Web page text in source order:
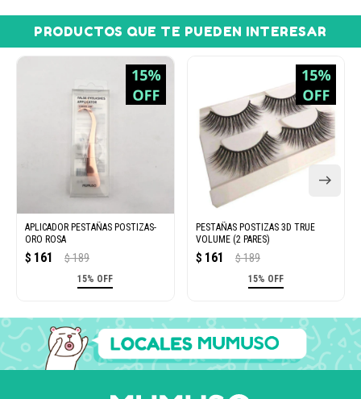
PRODUCTOS QUE TE PUEDEN INTERESAR
APLICADOR PESTAÑAS POSTIZAS-
ORO ROSA
$ 161 $ 189
15% OFF
PESTAÑAS POSTIZAS 3D TRUE
VOLUME (2 PARES)
$ 161 $ 189
15% OFF